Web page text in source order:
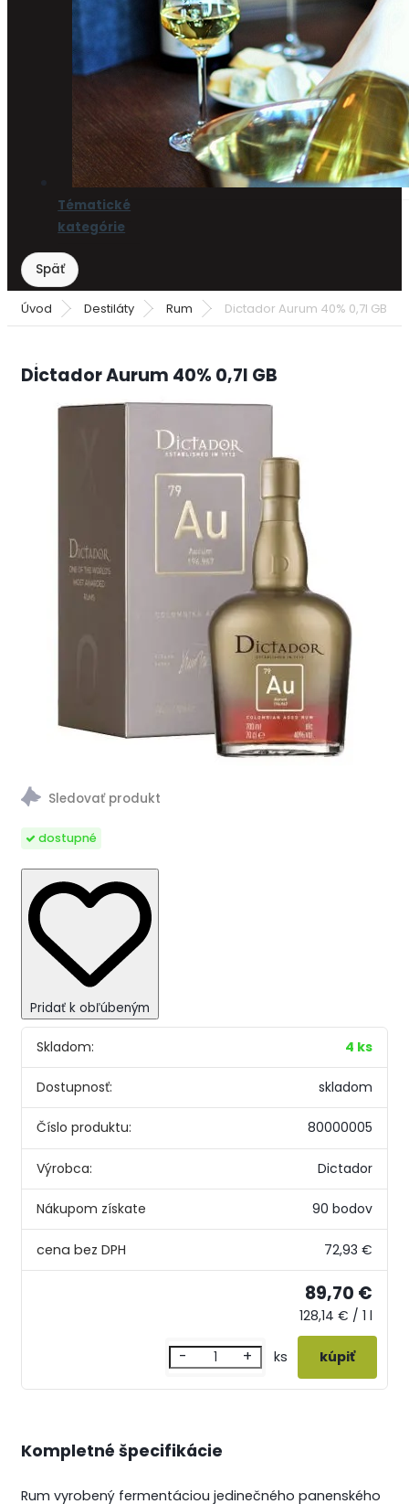
Tématické
kategórie
Úvod Destiláty Rum Dictador Aurum 40% 0,7l GB
Dictador Aurum 40% 0,7l GB
dostupné
Pridať k obľúbeným
Skladom: 4 ks
Dostupnosť: skladom
Číslo produktu: 80000005
Výrobca: Dictador
Nákupom získate 90 bodov
72,93 €
89,70 €
128,14 € / 1 l
- + ks
Kompletné špecifikácie
Rum vyrobený fermentáciou jedinečného panenského